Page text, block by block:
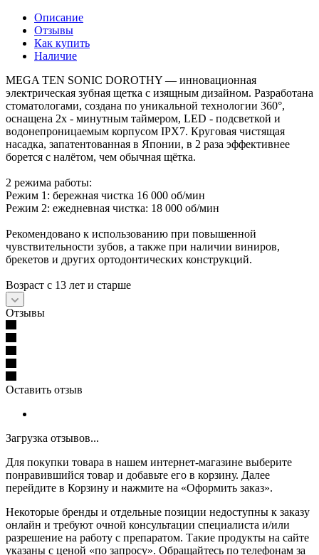
Описание
Отзывы
Как купить
Наличие
MEGA TEN SONIC DOROTHY — инновационная
электрическая зубная щетка c изящным дизайном. Разработана
стоматологами, создана по уникальной технологии 360°,
оснащена 2х - минутным таймером, LED - подсветкой и
водонепроницаемым корпусом IPX7. Круговая чистящая
насадка, запатентованная в Японии, в 2 раза эффективнее
борется с налётом, чем обычная щётка.
2 режима работы:
Режим 1: бережная чистка 16 000 об/мин
Режим 2: ежедневная чистка: 18 000 об/мин
Рекомендовано к использованию при повышенной
чувствительности зубов, а также при наличии виниров,
брекетов и других ортодонтических конструкций.
Возраст с 13 лет и старше
Отзывы
Оставить отзыв
Загрузка отзывов...
Для покупки товара в нашем интернет-магазине выберите
понравившийся товар и добавьте его в корзину. Далее
перейдите в Корзину и нажмите на «Оформить заказ».
Некоторые бренды и отдельные позиции недоступны к заказу
онлайн и требуют очной консультации специалиста и/или
разрешение на работу с препаратом. Такие продукты на сайте
указаны с ценой «по запросу». Обращайтесь по телефонам за